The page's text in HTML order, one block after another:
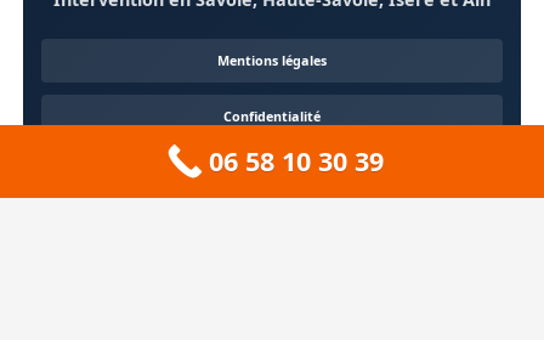
Mentions légales
Confidentialité
Contact
06 58 10 30 39